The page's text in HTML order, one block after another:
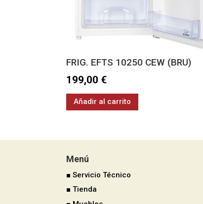
FRIG. EFTS 10250 CEW (BRU)
199,00 €
Añadir al carrito
Menú
■ Servicio Técnico
■ Tienda